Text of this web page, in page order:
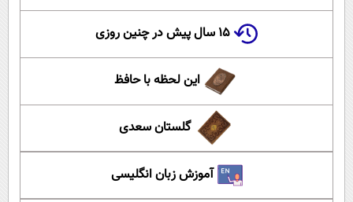
۱۵ سال پیش در چنین روزی
این لحظه با حافظ
گلستان سعدی
آموزش زبان انگلیسی